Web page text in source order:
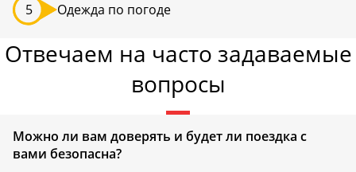
Одежда по погоде
Отвечаем на часто задаваемые
вопросы
Можно ли вам доверять и будет ли поездка с
вами безопасна?